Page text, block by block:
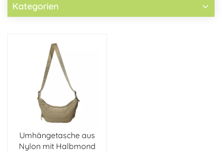
Kategorien
Umhängetasche aus
Nylon mit Halbmond